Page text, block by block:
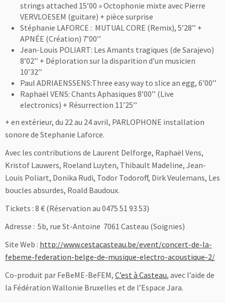
strings attached 15’00 » Octophonie mixte avec Pierre
VERVLOESEM (guitare) + pièce surprise
Stéphanie LAFORCE : MUTUAL CORE (Remix), 5’28’’ +
APNÉE (Création) 7’00’’
Jean-Louis POLIART: Les Amants tragiques (de Sarajevo)
8’02’’ + Déploration sur la disparition d’un musicien
10’32’’
Paul ADRIAENSSENS:Three easy way to slice an egg, 6’00’’
Raphaël VENS: Chants Aphasiques 8’00’’ (Live
electronics) + Résurrection 11’25’’
+ en extérieur, du 22 au 24 avril, PARLOPHONE installation
sonore de Stephanie Laforce.
Avec les contributions de Laurent Delforge, Raphaël Vens,
Kristof Lauwers, Roeland Luyten, Thibault Madeline, Jean-
Louis Poliart, Donika Rudi, Todor Todoroff, Dirk Veulemans, Les
boucles absurdes, Roald Baudoux.
Tickets : 8 € (Réservation au 0475 51 93 53)
Adresse : 5b, rue St-Antoine 7061 Casteau (Soignies)
Site Web : http://www.cestacasteau.be/event/concert-de-la-
febeme-federation-belge-de-musique-electro-acoustique-2/
Co-produit par FeBeME-BeFEM, C’est à Casteau, avec l’aide de
la Fédération Wallonie Bruxelles et de l’Espace Jara.